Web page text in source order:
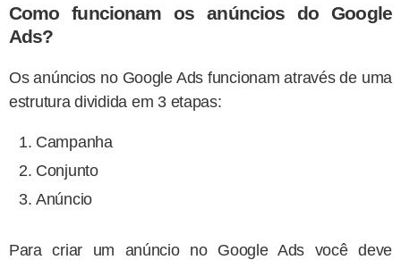
Como funcionam os anúncios do Google
Ads?
Os anúncios no Google Ads funcionam através de uma
estrutura dividida em 3 etapas:
Campanha
Conjunto
Anúncio
Para criar um anúncio no Google Ads você deve